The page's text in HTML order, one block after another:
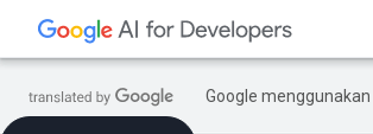
Google